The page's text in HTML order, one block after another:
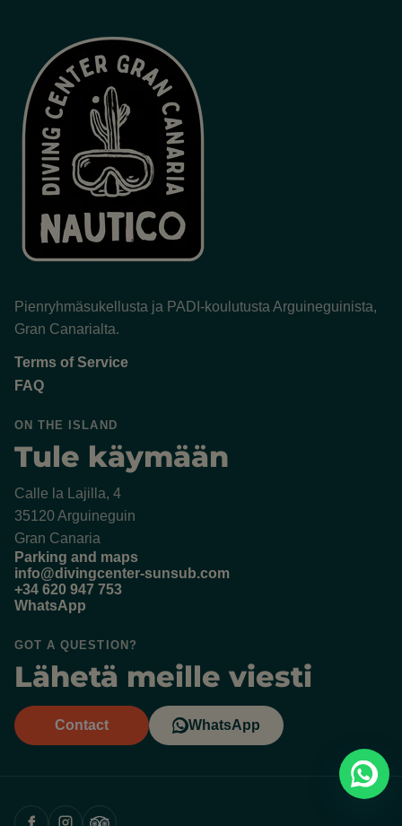
Pienryhmäsukellusta ja PADI-koulutusta Arguineguinista,
Gran Canarialta.
Terms of Service
FAQ
ON THE ISLAND
Tule käymään
Calle la Lajilla, 4
35120 Arguineguin
Gran Canaria
Parking and maps
info@divingcenter-sunsub.com
+34 620 947 753
WhatsApp
GOT A QUESTION?
Lähetä meille viesti
Contact WhatsApp